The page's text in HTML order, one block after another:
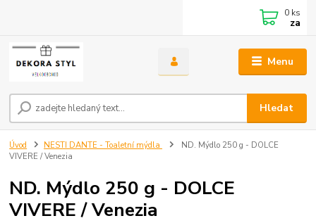
Menu
Hledat
0 ks
za
Úvod NESTI DANTE - Toaletní mýdla
ND. Mýdlo 250 g - DOLCE
VIVERE / Venezia
ND. Mýdlo 250 g - DOLCE
VIVERE / Venezia